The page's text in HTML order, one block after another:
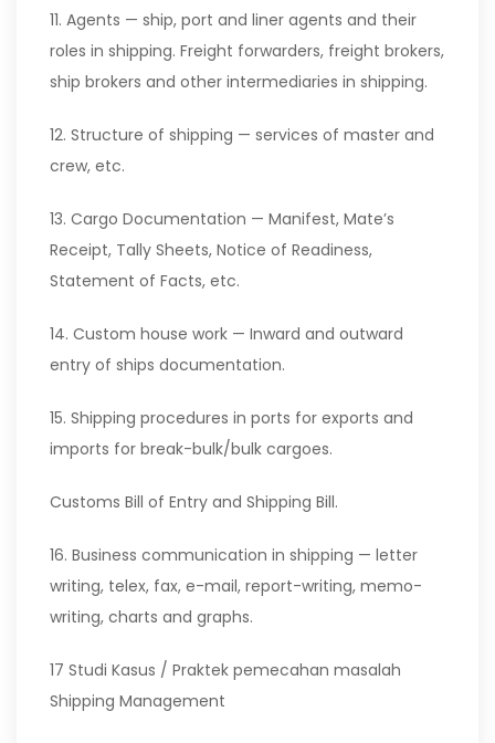
11. Agents — ship, port and liner agents and their
roles in shipping. Freight forwarders, freight brokers,
ship brokers and other intermediaries in shipping.
12. Structure of shipping — services of master and
crew, etc.
13. Cargo Documentation — Manifest, Mate’s
Receipt, Tally Sheets, Notice of Readiness,
Statement of Facts, etc.
14. Custom house work — Inward and outward
entry of ships documentation.
15. Shipping procedures in ports for exports and
imports for break-bulk/bulk cargoes.
Customs Bill of Entry and Shipping Bill.
16. Business communication in shipping — letter
writing, telex, fax, e-mail, report-writing, memo-
writing, charts and graphs.
17 Studi Kasus / Praktek pemecahan masalah
Shipping Management